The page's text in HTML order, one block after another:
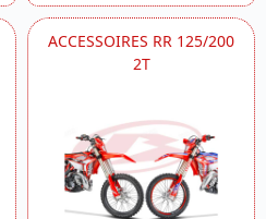
ACCESSOIRES RR 125/200
2T